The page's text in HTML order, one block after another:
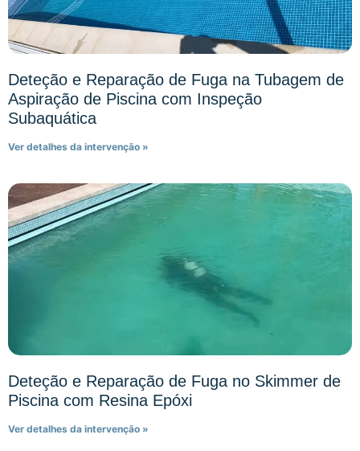
Deteção e Reparação de Fuga na Tubagem de
Aspiração de Piscina com Inspeção
Subaquática
Ver detalhes da intervenção »
Deteção e Reparação de Fuga no Skimmer de
Piscina com Resina Epóxi
Ver detalhes da intervenção »